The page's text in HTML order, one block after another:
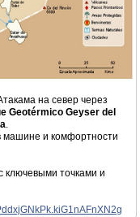
на север через
Geotérmico Geyser del
.
машине и комфортности
точками и